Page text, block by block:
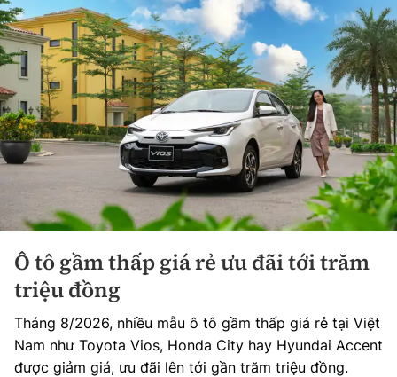
Ô tô gầm thấp giá rẻ ưu đãi tới trăm
triệu đồng
Tháng 8/2026, nhiều mẫu ô tô gầm thấp giá rẻ tại Việt
Nam như Toyota Vios, Honda City hay Hyundai Accent
được giảm giá, ưu đãi lên tới gần trăm triệu đồng.